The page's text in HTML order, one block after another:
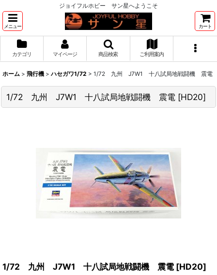
ジョイフルホビー サン星へようこそ
メニュー カート
カテゴリ マイページ 商品検索 ご利用案内
ホーム > 飛行機 > ハセガワ1/72 > 1/72 九州 J7W1 十八試局地戦闘機 震電
1/72 九州 J7W1 十八試局地戦闘機 震電 [HD20]
1/72 九州 J7W1 十八試局地戦闘機 震電 [HD20]